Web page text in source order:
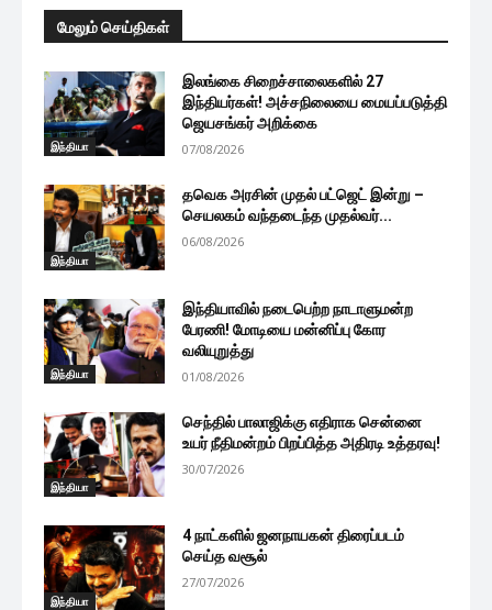
மேலும் செய்திகள்
இந்தியா
இலங்கை சிறைச்சாலைகளில் 27
இந்தியர்கள்! அச்சநிலையை மையப்படுத்தி
ஜெயசங்கர் அறிக்கை
07/08/2026
இந்தியா
தவெக அரசின் முதல் பட்ஜெட் இன்று –
செயலகம் வந்தடைந்த முதல்வர்...
06/08/2026
இந்தியா
இந்தியாவில் நடைபெற்ற நாடாளுமன்ற
பேரணி! மோடியை மன்னிப்பு கோர
வலியுறுத்து
01/08/2026
இந்தியா
செந்தில் பாலாஜிக்கு எதிராக சென்னை
உயர் நீதிமன்றம் பிறப்பித்த அதிரடி உத்தரவு!
30/07/2026
இந்தியா
4 நாட்களில் ஜனநாயகன் திரைப்படம்
செய்த வசூல்
27/07/2026